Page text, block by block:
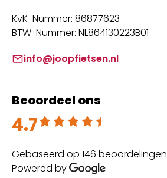
KvK-Nummer: 86877623
BTW-Nummer: NL864130223B01
info@joopfietsen.nl
Beoordeel ons
4.7
Beoordeeld met 4.7 uit 5
Gebaseerd op 146 beoordelingen
Powered by